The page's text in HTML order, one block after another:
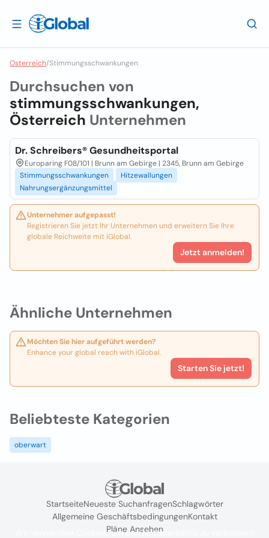
Osterreich/Stimmungsschwankungen
Ähnliche Unternehmen
Möchten Sie hier aufgeführt werden?
Enhance your global reach with iGlobal.
Starten Sie jetzt!
Durchsuchen von
stimmungsschwankungen,
Österreich Unternehmen
Dr. Schreibers® Gesundheitsportal
Europaring F08/101 | Brunn am Gebirge | 2345, Brunn am Gebirge
Stimmungsschwankungen
Hitzewallungen
Nahrungsergänzungsmittel
Unternehmer aufgepasst!
Registrieren Sie jetzt Ihr Unternehmen und erweitern Sie Ihre
globale Reichweite mit iGlobal.
Jetzt anmelden!
Beliebteste Kategorien
oberwart
StartseiteNeueste SuchanfragenSchlagwörter
Allgemeine GeschäftsbedingungenKontakt
Pläne Ansehen
Wir verwenden Cookies, um das Nutzererlebnis zu verbessern